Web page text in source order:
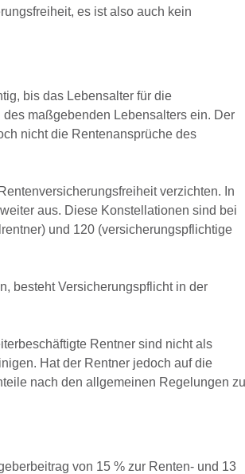
es ist also auch kein
bis das Lebensalter für die
maßgebenden Lebensalters ein. Der
nicht die Rentenansprüche des
verzichten. In
aus. Diese Konstellationen sind bei
und 120 (versicherungspflichtige
besteht Versicherungspflicht in der
Rentner sind nicht als
Hat der Rentner jedoch auf die
nach den allgemeinen Regelungen zu
von 15 % zur Renten- und 13